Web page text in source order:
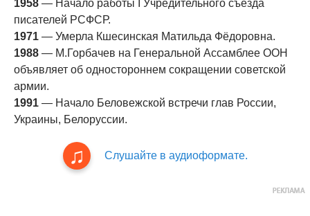
1958 — Начало работы I Учредительного съезда
писателей РСФСР.
1971 — Умерла Кшесинская Матильда Фёдоровна.
1988 — М.Горбачев на Генеральной Ассамблее ООН
объявляет об одностороннем сокращении советской
армии.
1991 — Начало Беловежской встречи глав России,
Украины, Белоруссии.
Слушайте в аудиоформате.